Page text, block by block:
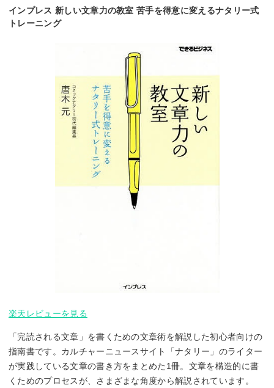
インプレス 新しい文章力の教室 苦手を得意に変えるナタリー式
トレーニング
楽天レビューを見る
「完読される文章」を書くための文章術を解説した初心者向けの
指南書です。カルチャーニュースサイト「ナタリー」のライター
が実践している文章の書き方をまとめた1冊。文章を構造的に書
くためのプロセスが、さまざまな角度から解説されています。